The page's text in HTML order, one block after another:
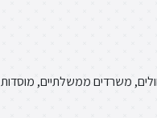
משרדים ממשלתיים,